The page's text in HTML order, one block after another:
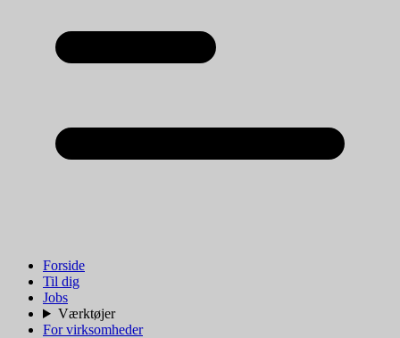
Forside
Til dig
Jobs
Værktøjer
For virksomheder